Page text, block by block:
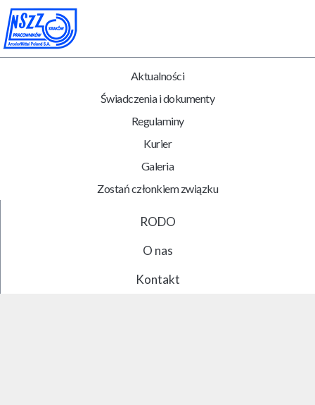
RODO
O nas
Kontakt
Aktualności
Świadczenia i dokumenty
Regulaminy
Kurier
Galeria
Zostań członkiem związku